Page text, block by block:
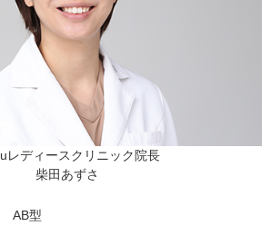
レディースクリニック院長
柴田あずさ
AB型